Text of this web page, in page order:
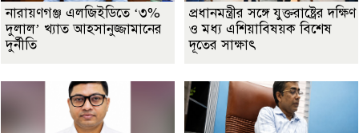
নারায়ণগঞ্জ এলজিইডিতে ‘৩%
দুলাল’ খ্যাত আহসানুজ্জামানের
দুর্নীতি
প্রধানমন্ত্রীর সঙ্গে যুক্তরাষ্ট্রের দক্ষিণ
ও মধ্য এশিয়াবিষয়ক বিশেষ
দূতের সাক্ষাৎ